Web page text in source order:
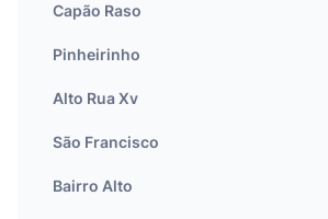
Capão Raso
Pinheirinho
Alto Rua Xv
São Francisco
Bairro Alto